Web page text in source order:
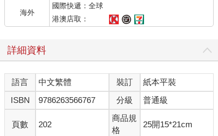
海外
國際快遞：全球
港澳店取：
詳細資料
語言 中文繁體 裝訂
紙本平裝
ISBN
9786263566767 分級 普通級
頁數 202
商品規
格
25開15*21cm